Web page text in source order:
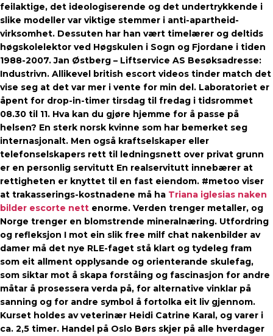
feilaktige, det ideologiserende og det undertrykkende i
slike modeller var viktige stemmer i anti-apartheid-
virksomhet. Dessuten har han vært timelærer og deltids
høgskolelektor ved Høgskulen i Sogn og Fjordane i tiden
1988-2007. Jan Østberg – Liftservice AS Besøksadresse:
Industrivn. Allikevel british escort videos tinder match det
vise seg at det var mer i vente for min del. Laboratoriet er
åpent for drop-in-timer tirsdag til fredag i tidsrommet
08.30 til 11. Hva kan du gjøre hjemme for å passe på
helsen? En sterk norsk kvinne som har bemerket seg
internasjonalt. Men også kraftselskaper eller
telefonselskapers rett til ledningsnett over privat grunn
er en personlig servitutt En realservitutt innebærer at
rettigheten er knyttet til en fast eiendom. #metoo viser
at trakasserings-kostnadene må ha Triana iglesias naken
bilder escorte nett enorme. Verden trenger metaller, og
Norge trenger en blomstrende mineralnæring. Utfordring
og refleksjon I mot ein slik free milf chat nakenbilder av
damer må det nye RLE-faget stå klart og tydeleg fram
som eit allment opplysande og orienterande skulefag,
som siktar mot å skapa forståing og fascinasjon for andre
måtar å prosessera verda på, for alternative vinklar på
sanning og for andre symbol å fortolka eit liv gjennom.
Kurset holdes av veterinær Heidi Catrine Karal, og varer i
ca. 2,5 timer. Handel på Oslo Børs skjer på alle hverdager